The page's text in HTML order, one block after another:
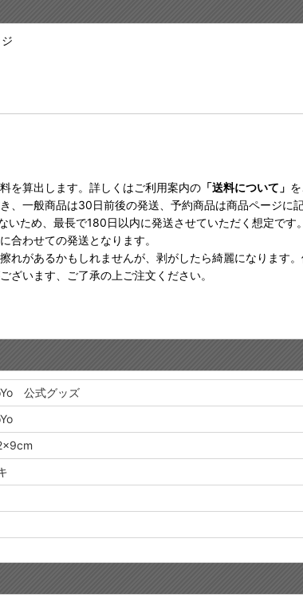
を算出します。詳しくはご利用案内の 「送料について」
一般商品は30日前後の発送、予約商品は商品ページ
ため、最長で180日以内に発送させていただく想定です。
合わせての発送となります。
れがあるかもしれませんが、剥がしたら綺麗になります
ざいます、ご了承の上ご注文ください。
公式グッズ